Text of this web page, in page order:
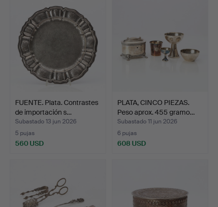
FUENTE. Plata. Contrastes
de importación s…
Subastado 13 jun 2026
5 pujas
560 USD
PLATA, CINCO PIEZAS.
Peso aprox. 455 gramo…
Subastado 11 jun 2026
6 pujas
608 USD